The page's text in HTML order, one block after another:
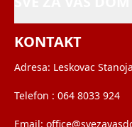
KONTAKT
Adresa: Leskovac
Telefon : 064 8033 924
Email: